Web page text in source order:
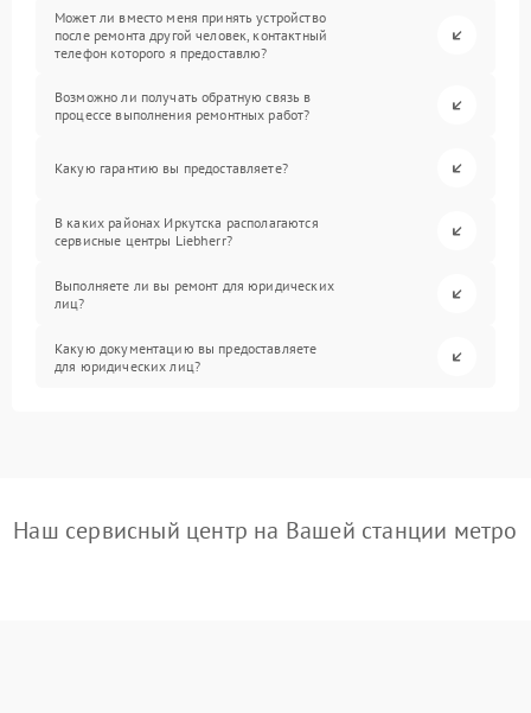
Может ли вместо меня принять устройство
после ремонта другой человек, контактный
телефон которого я предоставлю?
Возможно ли получать обратную связь в
процессе выполнения ремонтных работ?
Какую гарантию вы предоставляете?
В каких районах Иркутска располагаются
сервисные центры Liebherr?
Выполняете ли вы ремонт для юридических
лиц?
Какую документацию вы предоставляете
для юридических лиц?
Наш сервисный центр на Вашей станции метро